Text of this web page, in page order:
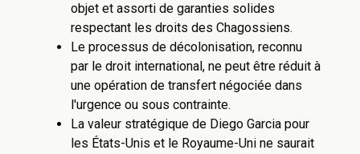
objet et assorti de garanties solides
respectant les droits des Chagossiens.
Le processus de décolonisation, reconnu
par le droit international, ne peut être réduit à
une opération de transfert négociée dans
l'urgence ou sous contrainte.
La valeur stratégique de Diego Garcia pour
les États-Unis et le Royaume-Uni ne saurait